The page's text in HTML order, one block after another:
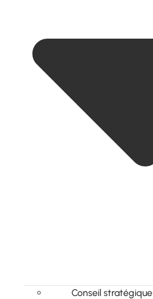
Conseil stratégique